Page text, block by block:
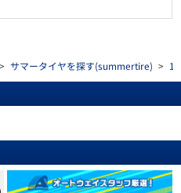
> サマータイヤを探す(summertire) >